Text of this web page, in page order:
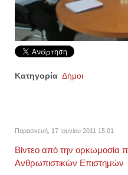
Κατηγορία Δήμοι
Παρασκευή, 17 Ιουνίου 2011 15:01
Βίντεο από την ορκωμοσία
Ανθρωπιστικών Επιστημών